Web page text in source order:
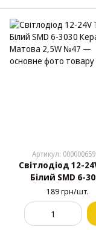
Артикул:
Світлодіод 12-
Білий SMD 6-
Кераміка Матова
№47
189 грн/шт.